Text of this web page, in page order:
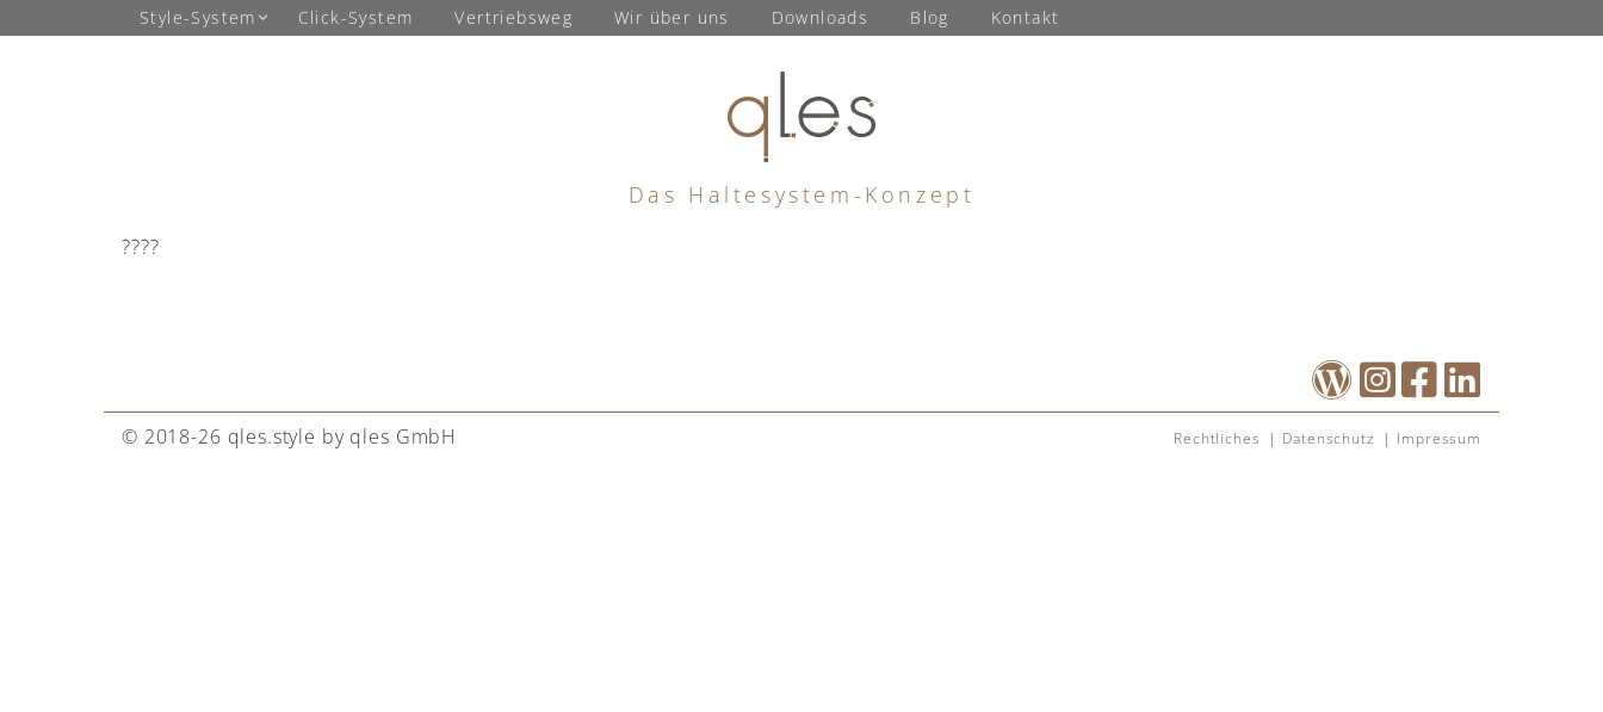
Style-System Click-System Vertriebsweg Wir über uns Downloads Blog Kontakt
Das Haltesystem-Konzept
????
© 2018-26 qles.style by qles GmbH Rechtliches Datenschutz Impressum